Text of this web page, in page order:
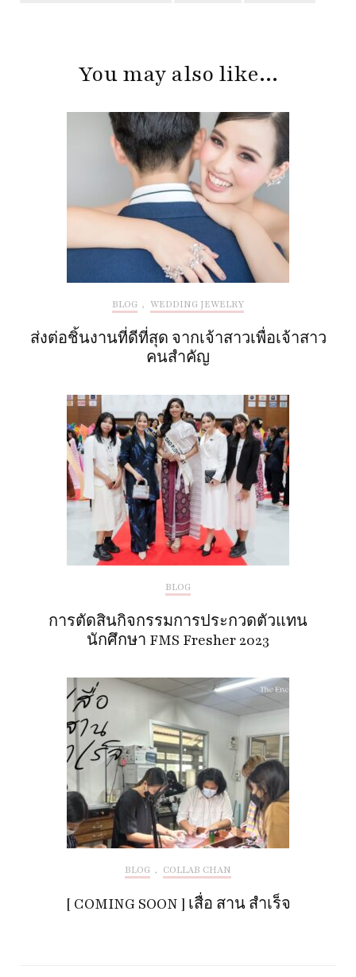
You may also like...
BLOG , WEDDING JEWELRY
ส่งต่อชิ้นงานที่ดีที่สุด จากเจ้าสาวเพื่อเจ้าสาว
คนสำคัญ
BLOG
การตัดสินกิจกรรมการประกวดตัวแทน
นักศึกษา FMS Fresher 2023
BLOG , COLLAB CHAN
[ COMING SOON ] เสื่อ สาน สำเร็จ